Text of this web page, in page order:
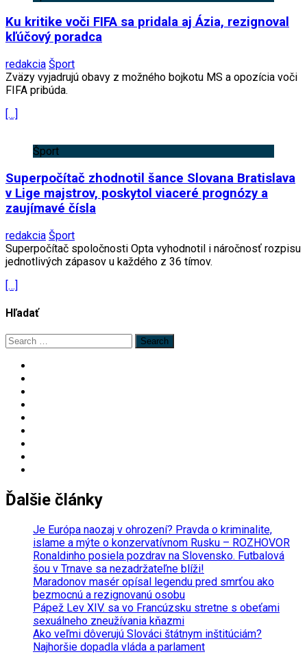
Ku kritike voči FIFA sa pridala aj Ázia, rezignoval
kľúčový poradca
redakcia Šport
Zväzy vyjadrujú obavy z možného bojkotu MS a opozícia voči
FIFA pribúda.
[…]
Šport
Superpočítač zhodnotil šance Slovana Bratislava
v Lige majstrov, poskytol viaceré prognózy a
zaujímavé čísla
redakcia Šport
Superpočítač spoločnosti Opta vyhodnotil i náročnosť rozpisu
jednotlivých zápasov u každého z 36 tímov.
[…]
Hľadať
Search
for:
Ďalšie články
Je Európa naozaj v ohrození? Pravda o kriminalite,
islame a mýte o konzervatívnom Rusku – ROZHOVOR
Ronaldinho posiela pozdrav na Slovensko. Futbalová
šou v Trnave sa nezadržateľne blíži!
Maradonov masér opísal legendu pred smrťou ako
bezmocnú a rezignovanú osobu
Pápež Lev XIV. sa vo Francúzsku stretne s obeťami
sexuálneho zneužívania kňazmi
Ako veľmi dôverujú Slováci štátnym inštitúciám?
Najhoršie dopadla vláda a parlament